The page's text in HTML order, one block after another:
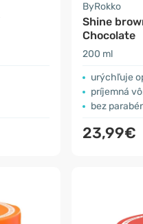
ByRokko
Shine
Chocolate
200 ml
urýchľuje
príjemná
bez
23,99€